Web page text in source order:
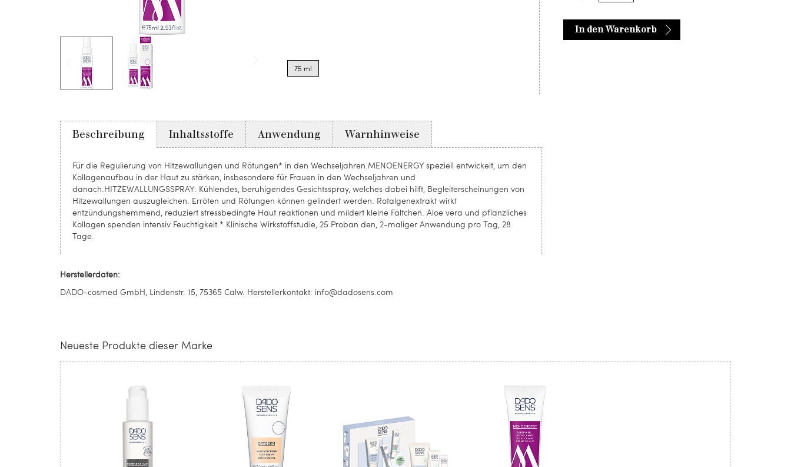
options
for75 ml
In den Warenkorb
Beschreibung
Für die Regulierung von Hitzewallungen und Rötungen* in den Wechseljahren.MENOENERGY speziell entwickelt, um den
Kollagenaufbau in der Haut zu stärken, insbesondere für Frauen in den Wechseljahren und
danach.HITZEWALLUNGSSPRAY: Kühlendes, beruhigendes Gesichtsspray, welches dabei hilft, Begleiterscheinungen von
Hitzewallungen auszugleichen. Erröten und Rötungen können gelindert werden. Rotalgenextrakt wirkt
entzündungshemmend, reduziert stressbedingte Haut reaktionen und mildert kleine Fältchen. Aloe vera und pflanzliches
Kollagen spenden intensiv Feuchtigkeit.* Klinische Wirkstoffstudie, 25 Proban den, 2-maliger Anwendung pro Tag, 28
Tage.
Inhaltsstoffe Anwendung Warnhinweise
Herstellerdaten:
DADO-cosmed GmbH, Lindenstr. 15, 75365 Calw. Herstellerkontakt: info@dadosens.com
Neueste Produkte dieser Marke